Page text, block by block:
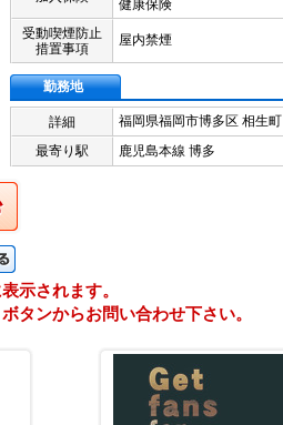
健康保険
受動喫煙防止
措置事項
屋内禁煙
勤務地
詳細 福岡県福岡市博多区 相生町
最寄り駅
鹿児島本線 博多
示されます。
タンからお問い合わせ下さい。